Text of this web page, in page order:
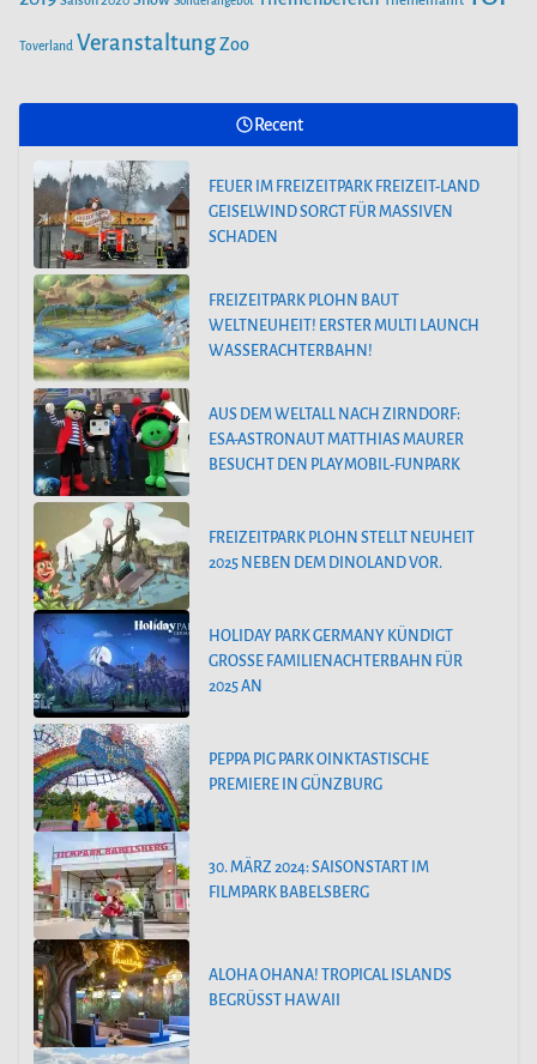
Toverland VeranstaltungZoo
Recent
FEUER IM FREIZEITPARK FREIZEIT-LAND
GEISELWIND SORGT FÜR MASSIVEN
SCHADEN
FREIZEITPARK PLOHN BAUT
WELTNEUHEIT! ERSTER MULTI LAUNCH
WASSERACHTERBAHN!
AUS DEM WELTALL NACH ZIRNDORF:
ESA-ASTRONAUT MATTHIAS MAURER
BESUCHT DEN PLAYMOBIL-FUNPARK
FREIZEITPARK PLOHN STELLT NEUHEIT
2025 NEBEN DEM DINOLAND VOR.
HOLIDAY PARK GERMANY KÜNDIGT
GROSSE FAMILIENACHTERBAHN FÜR 2
025 AN
PEPPA PIG PARK OINKTASTISCHE
PREMIERE IN GÜNZBURG
30. MÄRZ 2024: SAISONSTART IM
FILMPARK BABELSBERG
ALOHA OHANA! TROPICAL ISLANDS
BEGRÜSST HAWAII